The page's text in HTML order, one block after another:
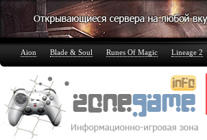
Aion Blade & Soul Runes Of Magic Lineage 2